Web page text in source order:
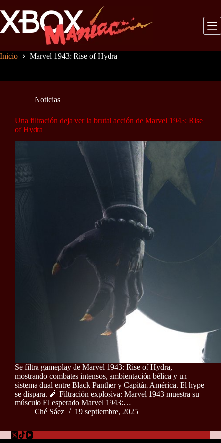
al
contenido
Inicio Marvel 1943: Rise of Hydra
Noticias
Una filtración deja ver la brutal acción de Marvel 1943: Rise
of Hydra
Se filtra gameplay de Marvel 1943: Rise of Hydra,
mostrando combates intensos, ambientación bélica y un
sistema dual entre Black Panther y Capitán América. El hype
se dispara. 🧨 Filtración explosiva: Marvel 1943 muestra su
músculo El esperado Marvel 1943:…
Ché Sáez
19 septiembre, 2025